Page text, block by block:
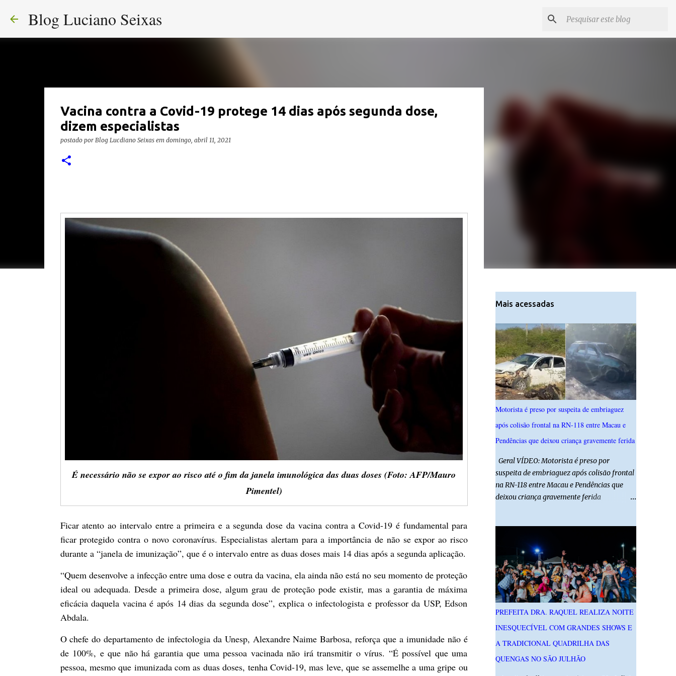
Blog Luciano Seixas
Vacina contra a Covid-19 protege 14 dias após segunda dose,
dizem especialistas
postado por Blog Lucdiano Seixas em domingo, abril 11, 2021
É necessário não se expor ao risco até o fim da janela imunológica das duas doses (Foto: AFP/Mauro
Pimentel)
Ficar atento ao intervalo entre a primeira e a segunda dose da vacina contra a Covid-19 é fundamental para
ficar protegido contra o novo coronavírus. Especialistas alertam para a importância de não se expor ao risco
durante a “janela de imunização”, que é o intervalo entre as duas doses mais 14 dias após a segunda aplicação.
“Quem desenvolve a infecção entre uma dose e outra da vacina, ela ainda não está no seu momento de proteção
ideal ou adequada. Desde a primeira dose, algum grau de proteção pode existir, mas a garantia de máxima
eficácia daquela vacina é após 14 dias da segunda dose”, explica o infectologista e professor da USP, Edson
Abdala.
O chefe do departamento de infectologia da Unesp, Alexandre Naime Barbosa, reforça que a imunidade não é
de 100%, e que não há garantia que uma pessoa vacinada não irá transmitir o vírus. “É possível que uma
pessoa, mesmo que imunizada com as duas doses, tenha Covid-19, mas leve, que se assemelhe a uma gripe ou
Mais acessadas
Motorista é preso por suspeita de embriaguez
após colisão frontal na RN-118 entre Macau e
Pendências que deixou criança gravemente ferida
Geral VÍDEO: Motorista é preso por
suspeita de embriaguez após colisão frontal
na RN-118 entre Macau e Pendências que
deixou criança gravemente ferida
embriagado após um acidente que deixou
uma criança de 11 anos gravemente ferida
na manhã deste sábado (1º), na RN-118,
entre Macau e Pendências. Segundo a Polícia
Militar, dois carros que seguiam em sentidos
opostos bateram de frente. Um dos
condutores apresentava sinais de
embriaguez, foi levado ao Hospital Regional
Tarcísio Maia, em Mossoró, e autuado em
flagrante. O exame pericial para confirmar a
presença de álcool no organismo está em
PREFEITA DRA. RAQUEL REALIZA NOITE
INESQUECÍVEL COM GRANDES SHOWS E
A TRADICIONAL QUADRILHA DAS
QUENGAS NO SÃO JULHÃO